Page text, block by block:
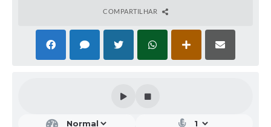
COMPARTILHAR